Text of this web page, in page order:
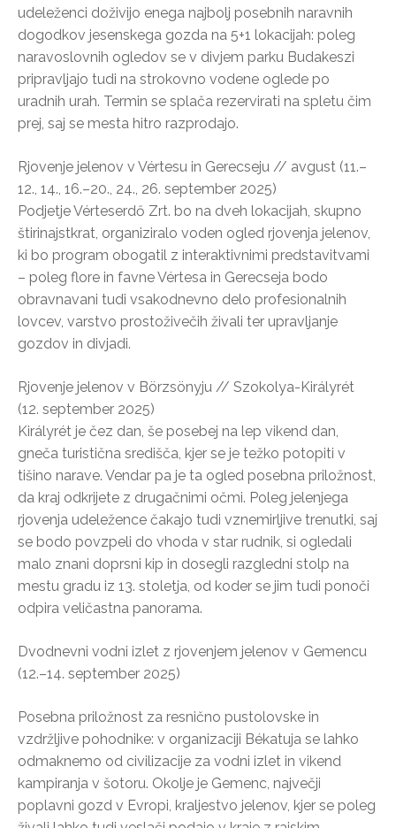
udeleženci doživijo enega najbolj posebnih naravnih
dogodkov jesenskega gozda na 5+1 lokacijah: poleg
naravoslovnih ogledov se v divjem parku Budakeszi
pripravljajo tudi na strokovno vodene oglede po
uradnih urah. Termin se splača rezervirati na spletu čim
prej, saj se mesta hitro razprodajo.
Rjovenje jelenov v Vértesu in Gerecseju // avgust (11.–
12., 14., 16.–20., 24., 26. september 2025)
Podjetje Vérteserdő Zrt. bo na dveh lokacijah, skupno
štirinajstkrat, organiziralo voden ogled rjovenja jelenov,
ki bo program obogatil z interaktivnimi predstavitvami
– poleg flore in favne Vértesa in Gerecseja bodo
obravnavani tudi vsakodnevno delo profesionalnih
lovcev, varstvo prostoživečih živali ter upravljanje
gozdov in divjadi.
Rjovenje jelenov v Börzsönyju // Szokolya-Királyrét
(12. september 2025)
Királyrét je čez dan, še posebej na lep vikend dan,
gneča turistična središča, kjer se je težko potopiti v
tišino narave. Vendar pa je ta ogled posebna priložnost,
da kraj odkrijete z drugačnimi očmi. Poleg jelenjega
rjovenja udeležence čakajo tudi vznemirljive trenutki, saj
se bodo povzpeli do vhoda v star rudnik, si ogledali
malo znani doprsni kip in dosegli razgledni stolp na
mestu gradu iz 13. stoletja, od koder se jim tudi ponoči
odpira veličastna panorama.
Dvodnevni vodni izlet z rjovenjem jelenov v Gemencu
(12.–14. september 2025)
Posebna priložnost za resnično pustolovske in
vzdržljive pohodnike: v organizaciji Békatuja se lahko
odmaknemo od civilizacije za vodni izlet in vikend
kampiranja v šotoru. Okolje je Gemenc, največji
poplavni gozd v Evropi, kraljestvo jelenov, kjer se poleg